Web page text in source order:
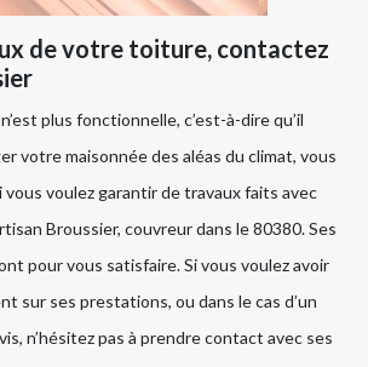
de votre toiture, contactez
plus fonctionnelle, c’est-à-dire qu’il
votre maisonnée des aléas du climat, vous
vous voulez garantir de travaux faits avec
Broussier, couvreur dans le 80380. Ses
pour vous satisfaire. Si vous voulez avoir
sur ses prestations, ou dans le cas d’un
n’hésitez pas à prendre contact avec ses